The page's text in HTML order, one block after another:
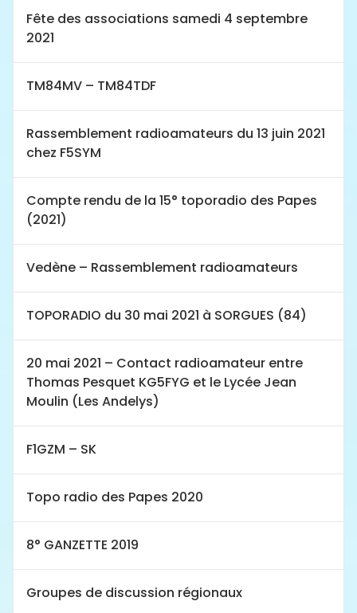
Fête des associations samedi 4 septembre
2021
TM84MV – TM84TDF
Rassemblement radioamateurs du 13 juin 2021
chez F5SYM
Compte rendu de la 15° toporadio des Papes
(2021)
Vedène – Rassemblement radioamateurs
TOPORADIO du 30 mai 2021 à SORGUES (84)
20 mai 2021 – Contact radioamateur entre
Thomas Pesquet KG5FYG et le Lycée Jean
Moulin (Les Andelys)
F1GZM – SK
Topo radio des Papes 2020
8° GANZETTE 2019
Groupes de discussion régionaux